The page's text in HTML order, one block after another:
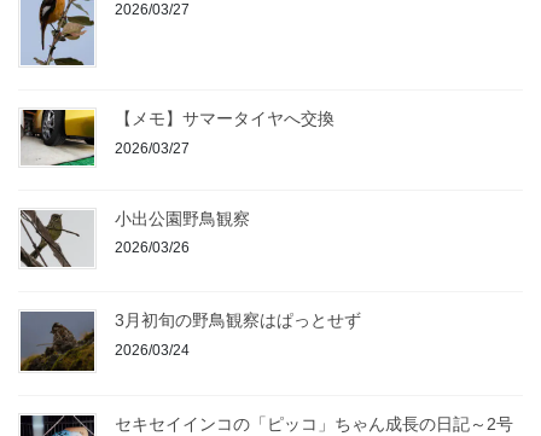
2026/03/27
【メモ】サマータイヤへ交換
2026/03/27
小出公園野鳥観察
2026/03/26
3月初旬の野鳥観察はぱっとせず
2026/03/24
セキセイインコの「ピッコ」ちゃん成長の日記～2号